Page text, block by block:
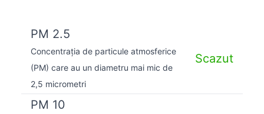
PM 2.5
Concentrația de particule atmosferice
(PM) care au un diametru mai mic de
2,5 micrometri
Scazut
PM 10